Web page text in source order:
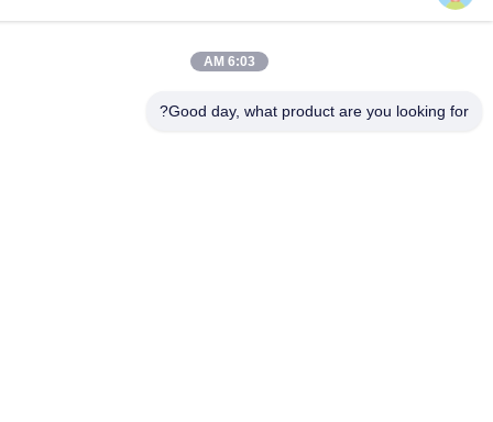
6:03 AM
Good day, what product are you looking